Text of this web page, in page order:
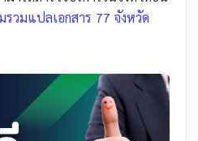
รวมแปลเอกสาร 77 จังหวัด